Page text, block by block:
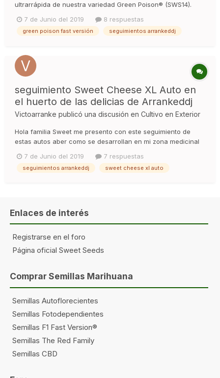
ultrarrápida de nuestra variedad Green Poison® (SWS14).
nuestra apreciada Green Poison® y una cepa seleccionada
de autoflorecientes de 3ª generación de la variedad Green
7 de Junio del 2019 8 respuestas
green poison fast versión seguimientos arrankeddj
seguimiento Sweet Cheese XL Auto en
el huerto de las delicias de Arrankeddj
Victoarranke publicó una discusión en Cultivo en Exterior
Hola familia Sweet me presento con este seguimiento de
estas autos aber como se desarrollan en mi zona medicinal
Arrankeddj
7 de Junio del 2019 7 respuestas
seguimientos arrankeddj sweet cheese xl auto
Enlaces de interés
Registrarse en el foro
Página oficial Sweet Seeds
Comprar Semillas Marihuana
Semillas Autoflorecientes
Semillas Fotodependientes
Semillas F1 Fast Version®
Semillas The Red Family
Semillas CBD